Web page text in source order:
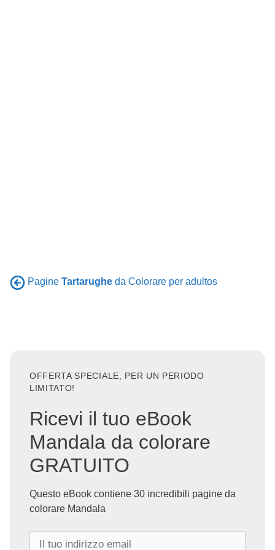
Pagine Tartarughe da Colorare per adultos
OFFERTA SPECIALE, PER UN PERIODO
LIMITATO!
Ricevi il tuo eBook
Mandala da colorare
GRATUITO
Questo eBook contiene 30 incredibili pagine da
colorare Mandala